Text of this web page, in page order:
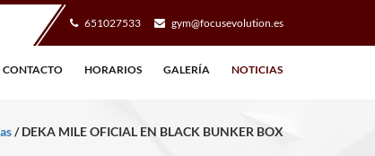
651027533 gym@focusevolution.es
CONTACTO HORARIOS GALERÍA NOTICIAS
/ DEKA MILE OFICIAL EN BLACK BUNKER BOX